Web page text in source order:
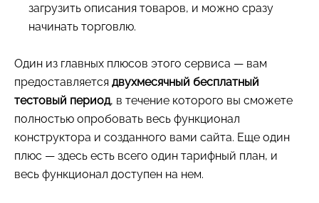
загрузить описания товаров, и можно сразу
начинать торговлю.
Один из главных плюсов этого сервиса — вам
предоставляется двухмесячный бесплатный
тестовый период, в течение которого вы сможете
полностью опробовать весь функционал
конструктора и созданного вами сайта. Еще один
плюс — здесь есть всего один тарифный план, и
весь функционал доступен на нем.